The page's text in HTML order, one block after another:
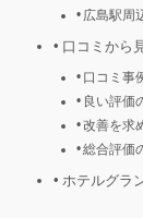
広島駅周
口コミから
口コミ事
良い評価
改善を求
総合評価
ホテルグラ